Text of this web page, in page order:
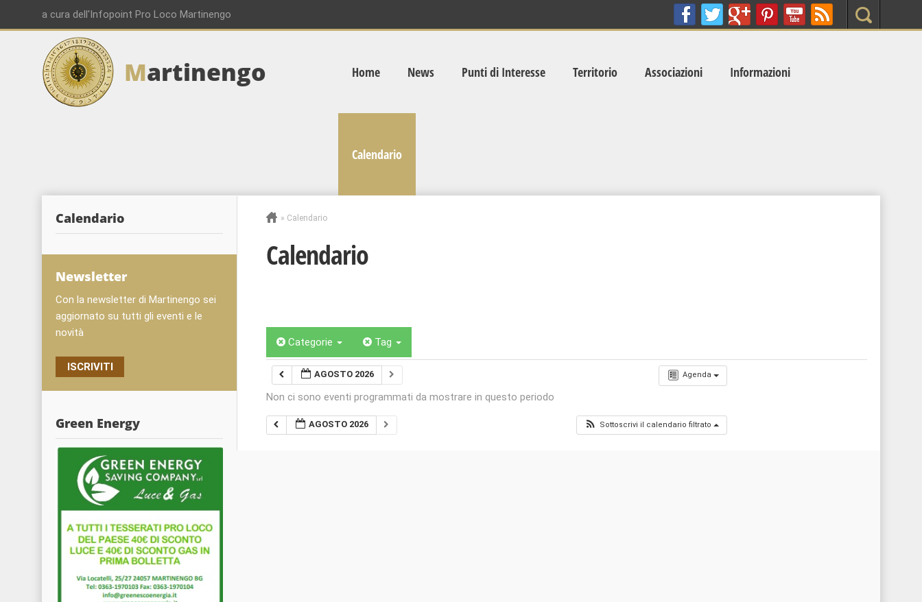
a cura dell'Infopoint Pro Loco Martinengo Search
Martinengo Home News Punti di Interesse Territorio Associazioni Informazioni
Calendario
» Calendario
Calendario
Categorie Tag
Agenda
AGOSTO 2026
Non ci sono eventi programmati da mostrare in questo periodo
AGOSTO 2026 Sottoscrivi il calendario filtrato
Calendario
Newsletter
Con la newsletter di Martinengo sei
aggiornato su tutti gli eventi e le
novità
ISCRIVITI
Green Energy